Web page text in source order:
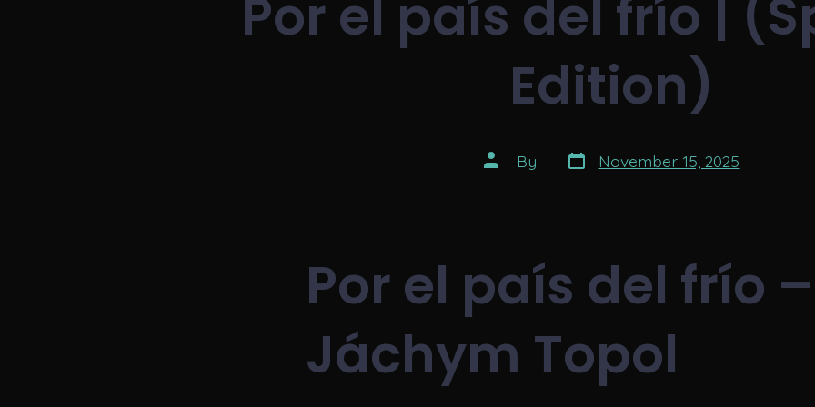
Por el país del frío |
Edition)
Post
author
By Post
date
November 15, 2025
Por el país del frío –
Jáchym Topol